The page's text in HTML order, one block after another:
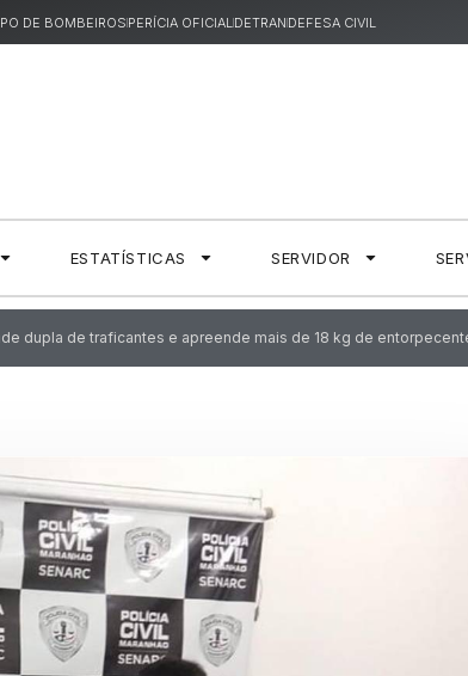
DE BOMBEIROSPERÍCIA OFICIALDETRANDEFESA CIVIL
ESTATÍSTICAS SERVIDOR
dupla de traficantes e apreende mais de 18 kg de